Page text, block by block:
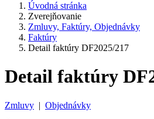
Úvodná stránka
Zverejňovanie
Zmluvy, Faktúry, Objednávky
Faktúry
Detail faktúry DF2025/217
Detail faktúry
Zmluvy | Objednávky